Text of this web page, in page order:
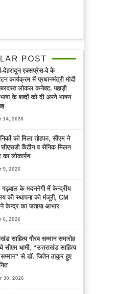
POST
देहरादून एक्सप्रेस-वे के
कार्यक्रम में प्रधानमंत्री मोदी
लोकल कनेक्ट, पहाड़ी
भाषा के शब्दों को दी अपने भाषण
14, 2026
को मिला तोहफा, सीएम ने
सीएसडी कैंटीन व सैनिक मिलन
का लोकार्पण
9, 2026
गढ़वाल के मदननेगी में केन्द्रीय
की स्थापना को मंजूरी, CM
ने केन्द्र का जताया आभार
6, 2026
साहित्य गौरव सम्मान समारोह
सीएम धामी, “उत्तराखंड साहित्य
से डॉ. जितेन ठाकुर हुए
30, 2026